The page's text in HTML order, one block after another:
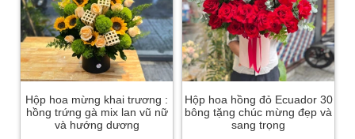
Hộp hoa mừng khai trương :
hồng trứng gà mix lan vũ nữ
và hướng dương
Hộp hoa hồng đỏ Ecuador 30
bông tặng chúc mừng đẹp và
sang trọng